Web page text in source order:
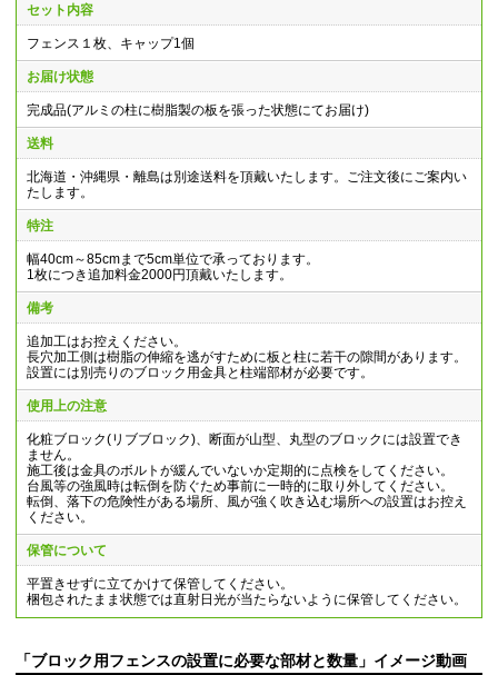
セット内容
フェンス１枚、キャップ1個
お届け状態
完成品(アルミの柱に樹脂製の板を張った状態にてお届け)
送料
北海道・沖縄県・離島は別途送料を頂戴いたします。ご注文後にご案内い
たします。
特注
幅40cm～85cmまで5cm単位で承っております。
1枚につき追加料金2000円頂戴いたします。
備考
追加工はお控えください。
長穴加工側は樹脂の伸縮を逃がすために板と柱に若干の隙間があります。
設置には別売りのブロック用金具と柱端部材が必要です。
使用上の注意
化粧ブロック(リブブロック)、断面が山型、丸型のブロックには設置でき
ません。
施工後は金具のボルトが緩んでいないか定期的に点検をしてください。
台風等の強風時は転倒を防ぐため事前に一時的に取り外してください。
転倒、落下の危険性がある場所、風が強く吹き込む場所への設置はお控え
ください。
保管について
平置きせずに立てかけて保管してください。
梱包されたまま状態では直射日光が当たらないように保管してください。
「ブロック用フェンスの設置に必要な部材と数量」イメージ動画